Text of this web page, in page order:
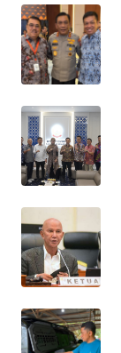
WAHANANEWS
CO ID
WAHANANEWS
WAHANA
SPORT
WAHANA
UMKM
WAHANA
WAHANA